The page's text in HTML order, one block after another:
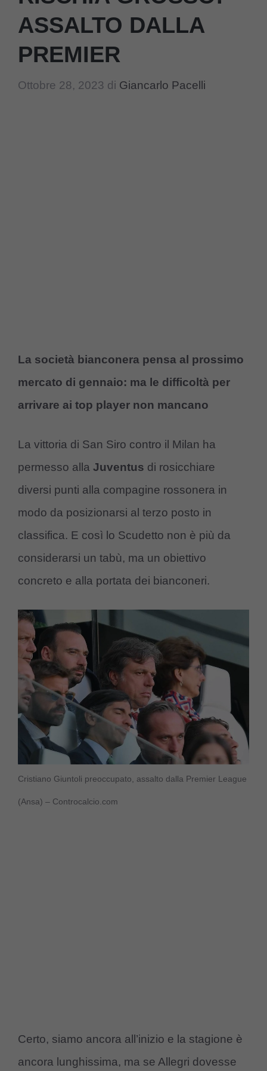
ASSALTO DALLA
PREMIER
Ottobre 28, 2023 di Giancarlo Pacelli
La società bianconera pensa al prossimo
mercato di gennaio: ma le difficoltà per
arrivare ai top player non mancano
La vittoria di San Siro contro il Milan ha
permesso alla Juventus di rosicchiare
diversi punti alla compagine rossonera in
modo da posizionarsi al terzo posto in
classifica. E così lo Scudetto non è più da
considerarsi un tabù, ma un obiettivo
concreto e alla portata dei bianconeri.
Cristiano Giuntoli preoccupato, assalto dalla Premier League
(Ansa) – Controcalcio.com
Certo, siamo ancora all’inizio e la stagione è
ancora lunghissima, ma se Allegri dovesse